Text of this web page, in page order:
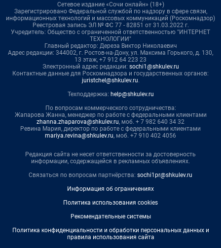
Сетевое издание «Сочи онлайн» (18+)
Зарегистрировано Федеральной службой по надзору в сфере связи,
информационных технологий и массовых коммуникаций (Роскомнадзор)
Реестровая запись ЭЛ № ФС 77 - 82851 от 31.03.2022 г.
Учредитель: Общество с ограниченной ответственностью "ИНТЕРНЕТ
ТЕХНОЛОГИИ"
Главный редактор: Дереза Виктор Николаевич
Адрес редакции: 344002, г. Ростов-на-Дону, ул. Максима Горького, д. 130,
13 этаж, +7 912 64 223 23
Электронный адрес редакции: sochi1@shkulev.ru
Контактные данные для Роскомнадзора и государственных органов:
juristchel@shkulev.ru.
Техподдержка: help@shkulev.ru
По вопросам коммерческого сотрудничества:
Жапарова Жанна, менеджер по работе с федеральными клиентами
zhanna.zhaparova@shkulev.ru, моб. + 7 982 640 34 32
Ревина Мария, директор по работе с федеральными клиентами
mariya.revina@shkulev.ru, моб. +7 910 402 4056
Редакция сайта не несет ответственности за достоверность
информации, содержащейся в рекламных объявлениях.
Связаться по вопросам партнёрства: sochi1pr@shkulev.ru
Информация об ограничениях
Политика использования cookies
Рекомендательные системы
Политика конфиденциальности и обработки персональных данных и
правила использования сайта